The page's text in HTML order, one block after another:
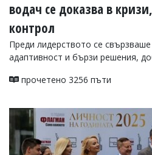
водач се доказва в
контрол
Преди лидерството се
адаптивност и бързи решения,
прочетено 3256 пъти